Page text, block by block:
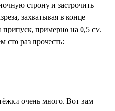
строну и застрочить
захватывая в конце
припуск, примерно на 0,5 см.
сто раз прочесть:
очень много. Вот вам